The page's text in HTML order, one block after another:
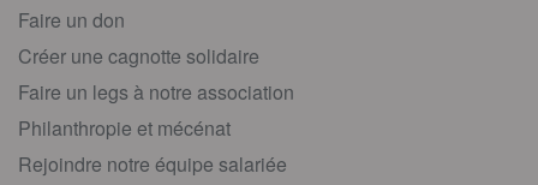
Faire un don
Créer une cagnotte solidaire
Faire un legs à notre association
Philanthropie et mécénat
Rejoindre notre équipe salariée